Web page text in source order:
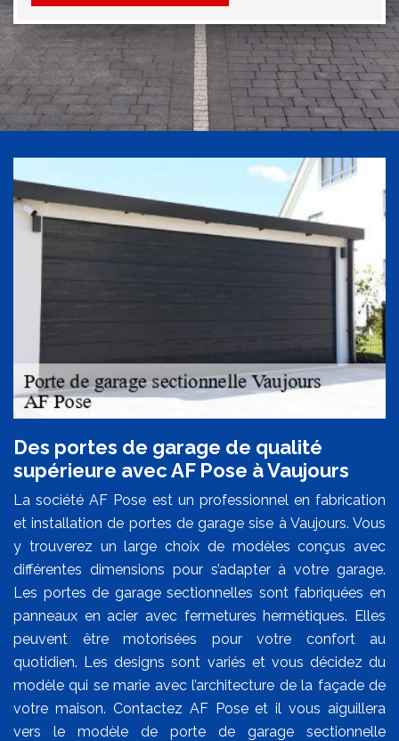
Des portes de garage de qualité
supérieure avec AF Pose à Vaujours
La société AF Pose est un professionnel en fabrication
et installation de portes de garage sise à Vaujours. Vous
y trouverez un large choix de modèles conçus avec
différentes dimensions pour s’adapter à votre garage.
Les portes de garage sectionnelles sont fabriquées en
panneaux en acier avec fermetures hermétiques. Elles
peuvent être motorisées pour votre confort au
quotidien. Les designs sont variés et vous décidez du
modèle qui se marie avec l’architecture de la façade de
votre maison. Contactez AF Pose et il vous aiguillera
vers le modèle de porte de garage sectionnelle